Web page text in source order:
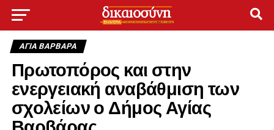
ΑΓΙΑ ΒΑΡΒΑΡΑ
Πρωτοπόρος και στην
ενεργειακή αναβάθμιση των
σχολείων ο Δήμος Αγίας